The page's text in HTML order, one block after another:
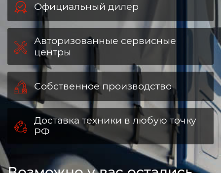
Официальный дилер
Авторизованные сервисные
центры
Собственное производство
Доставка техники в любую точку
РФ